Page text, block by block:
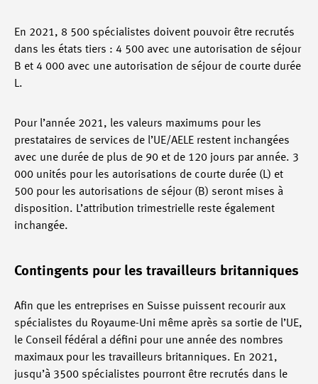
En 2021, 8 500 spécialistes doivent pouvoir être recrutés
dans les états tiers : 4 500 avec une autorisation de séjour
B et 4 000 avec une autorisation de séjour de courte durée
L.
Pour l’année 2021, les valeurs maximums pour les
prestataires de services de l’UE/AELE restent inchangées
avec une durée de plus de 90 et de 120 jours par année. 3
000 unités pour les autorisations de courte durée (L) et
500 pour les autorisations de séjour (B) seront mises à
disposition. L’attribution trimestrielle reste également
inchangée.
Contingents pour les travailleurs britanniques
Afin que les entreprises en Suisse puissent recourir aux
spécialistes du Royaume-Uni même après sa sortie de l’UE,
le Conseil fédéral a défini pour une année des nombres
maximaux pour les travailleurs britanniques. En 2021,
jusqu’à 3500 spécialistes pourront être recrutés dans le